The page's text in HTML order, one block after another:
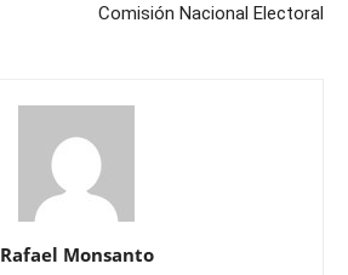
Comisión Nacional Electoral
Rafael Monsanto